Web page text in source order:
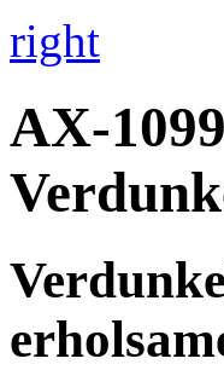
right
AX-